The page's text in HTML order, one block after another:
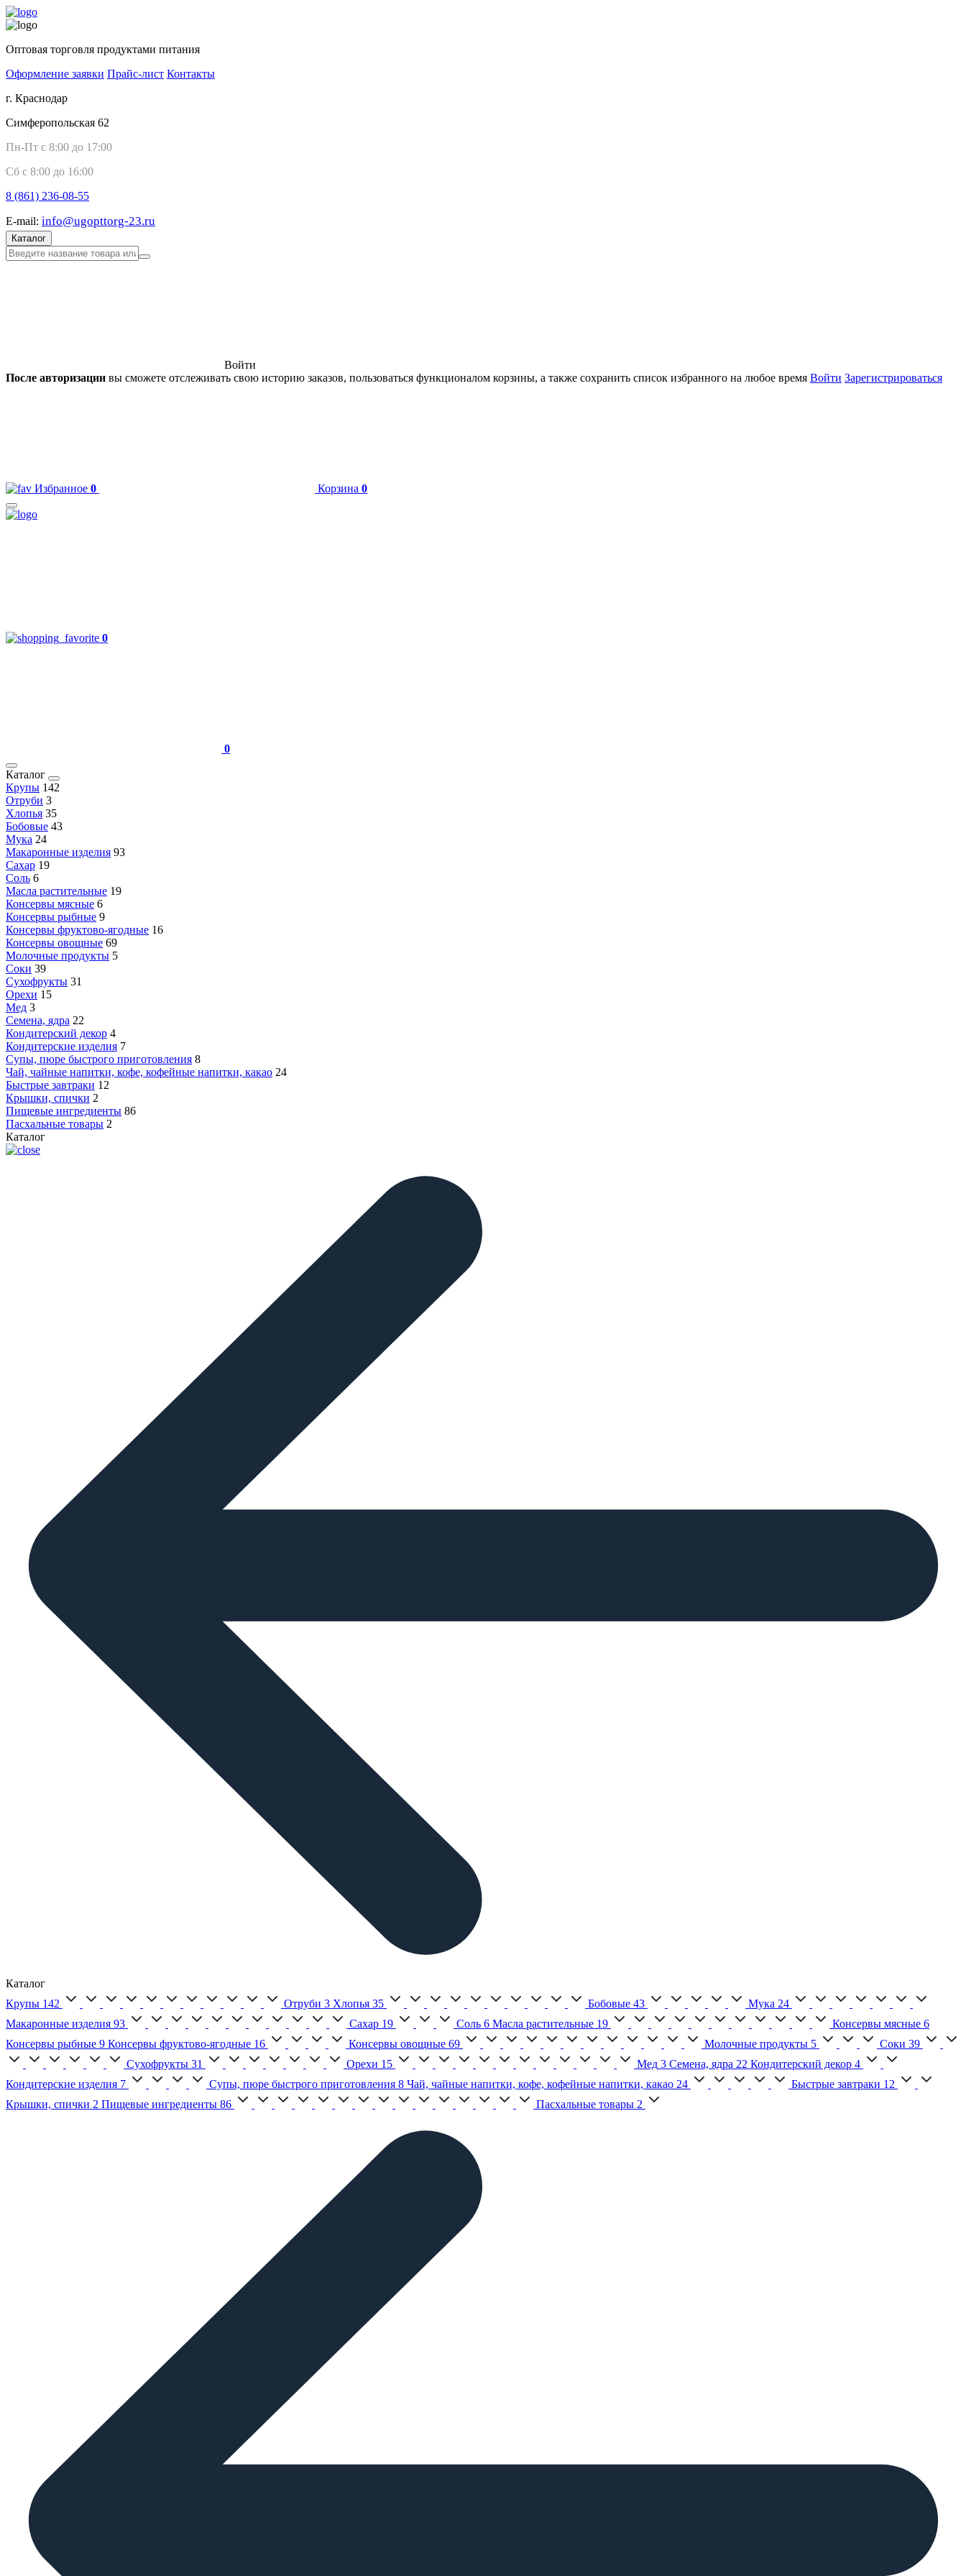
Оптовая торговля продуктами питания
Оформление заявки Прайс-лист Контакты
г. Краснодар
Симферопольская 62
Пн-Пт с 8:00 до 17:00
Сб с 8:00 до 16:00
8 (861) 236-08-55
E-mail: info@ugopttorg-23.ru
Каталог
Войти
После авторизации вы сможете отслеживать свою историю заказов, пользоваться функционалом корзины, а также сохранить список избранного на любое время Войти Зарегистрироваться
Избранное 0 Корзина 0
0
0
Каталог
Крупы 142
Отруби 3
Хлопья 35
Бобовые 43
Мука 24
Макаронные изделия 93
Сахар 19
Соль 6
Масла растительные 19
Консервы мясные 6
Консервы рыбные 9
Консервы фруктово-ягодные 16
Консервы овощные 69
Молочные продукты 5
Соки 39
Сухофрукты 31
Орехи 15
Мед 3
Семена, ядра 22
Кондитерский декор 4
Кондитерские изделия 7
Супы, пюре быстрого приготовления 8
Чай, чайные напитки, кофе, кофейные напитки, какао 24
Быстрые завтраки 12
Крышки, спички 2
Пищевые ингредиенты 86
Пасхальные товары 2
Каталог
Каталог
Крупы 142 Отруби 3 Хлопья 35 Бобовые 43 Мука 24
Макаронные изделия 93 Сахар 19 Соль 6 Масла растительные 19 Консервы мясные 6
Консервы рыбные 9 Консервы фруктово-ягодные 16 Консервы овощные 69 Молочные продукты 5 Соки 39
Сухофрукты 31 Орехи 15 Мед 3 Семена, ядра 22 Кондитерский декор 4
Кондитерские изделия 7 Супы, пюре быстрого приготовления 8 Чай, чайные напитки, кофе, кофейные напитки, какао 24 Быстрые завтраки 12
Крышки, спички 2 Пищевые ингредиенты 86 Пасхальные товары 2